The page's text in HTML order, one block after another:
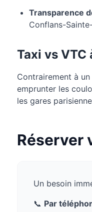
Transparence
Conflans-
Taxi vs VTC
Contrairement à
emprunter les
les gares
Réserver
Un besoin
📞 Par